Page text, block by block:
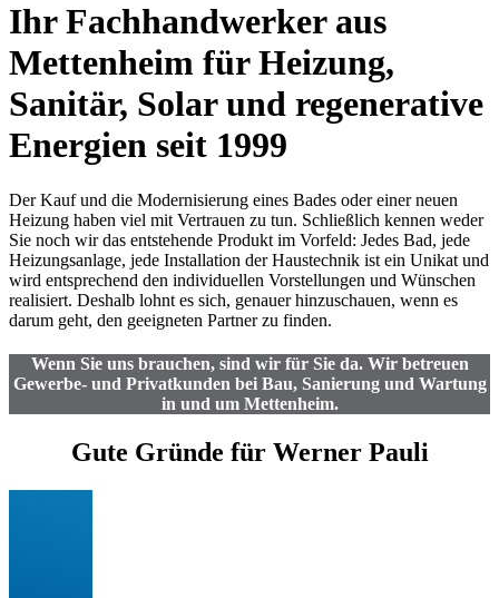
Ihr Fachhandwerker aus
Mettenheim für Heizung,
Sanitär, Solar und regenerative
Energien seit 1999
Der Kauf und die Modernisierung eines Bades oder einer neuen
Heizung haben viel mit Vertrauen zu tun. Schließlich kennen weder
Sie noch wir das entstehende Produkt im Vorfeld: Jedes Bad, jede
Heizungsanlage, jede Installation der Haustechnik ist ein Unikat und
wird entsprechend den individuellen Vorstellungen und Wünschen
realisiert. Deshalb lohnt es sich, genauer hinzuschauen, wenn es
darum geht, den geeigneten Partner zu finden.
Wenn Sie uns brauchen, sind wir für Sie da. Wir betreuen
Gewerbe- und Privatkunden bei Bau, Sanierung und Wartung
in und um Mettenheim.
Gute Gründe für Werner Pauli